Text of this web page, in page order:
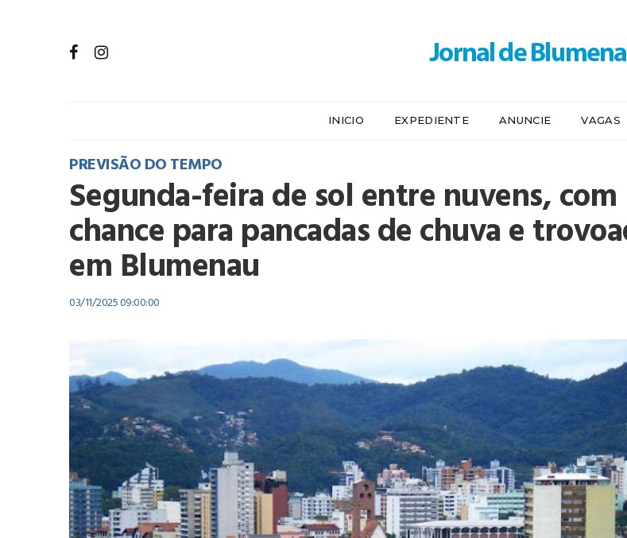
INICIO EXPEDIENTE ANUNCIE VAGAS
PREVISÃO DO TEMPO
Segunda-feira de sol entre nuvens, com
chance para pancadas de chuva e
em Blumenau
03/11/2025 09:00:00